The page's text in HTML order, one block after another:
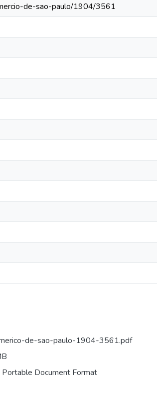
de-sao-paulo/1904/3561
de-sao-paulo-1904-3561.pdf
Document Format